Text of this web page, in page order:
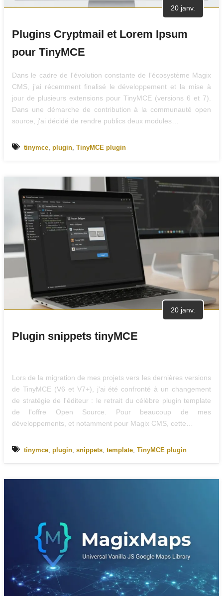
20 janv.
Plugins Cryptmail et Lorem Ipsum
pour TinyMCE
Dans le cadre de l'évolution constante de l'écosystème Magix
CMS, j'ai récemment finalisé le développement et la mise à
jour de plusieurs extensions pour TinyMCE (versions 6 et 7).
Dans une démarche de contribution à la communauté open
source, j'ai décidé de rendre publics deux modules…
tinymce, plugin, TinyMCE plugin
20 janv.
Plugin snippets tinyMCE
Lors de la migration de mes projets vers les dernières versions
de TinyMCE (V6 et V7+), j'ai été confronté à un changement
de stratégie de l'éditeur : le retrait du célèbre plugin template
de l'offre Open Source. Pour beaucoup de mes
développements, et notamment pour Magix CMS, cette…
tinymce plugin snippets template TinyMCE plugin